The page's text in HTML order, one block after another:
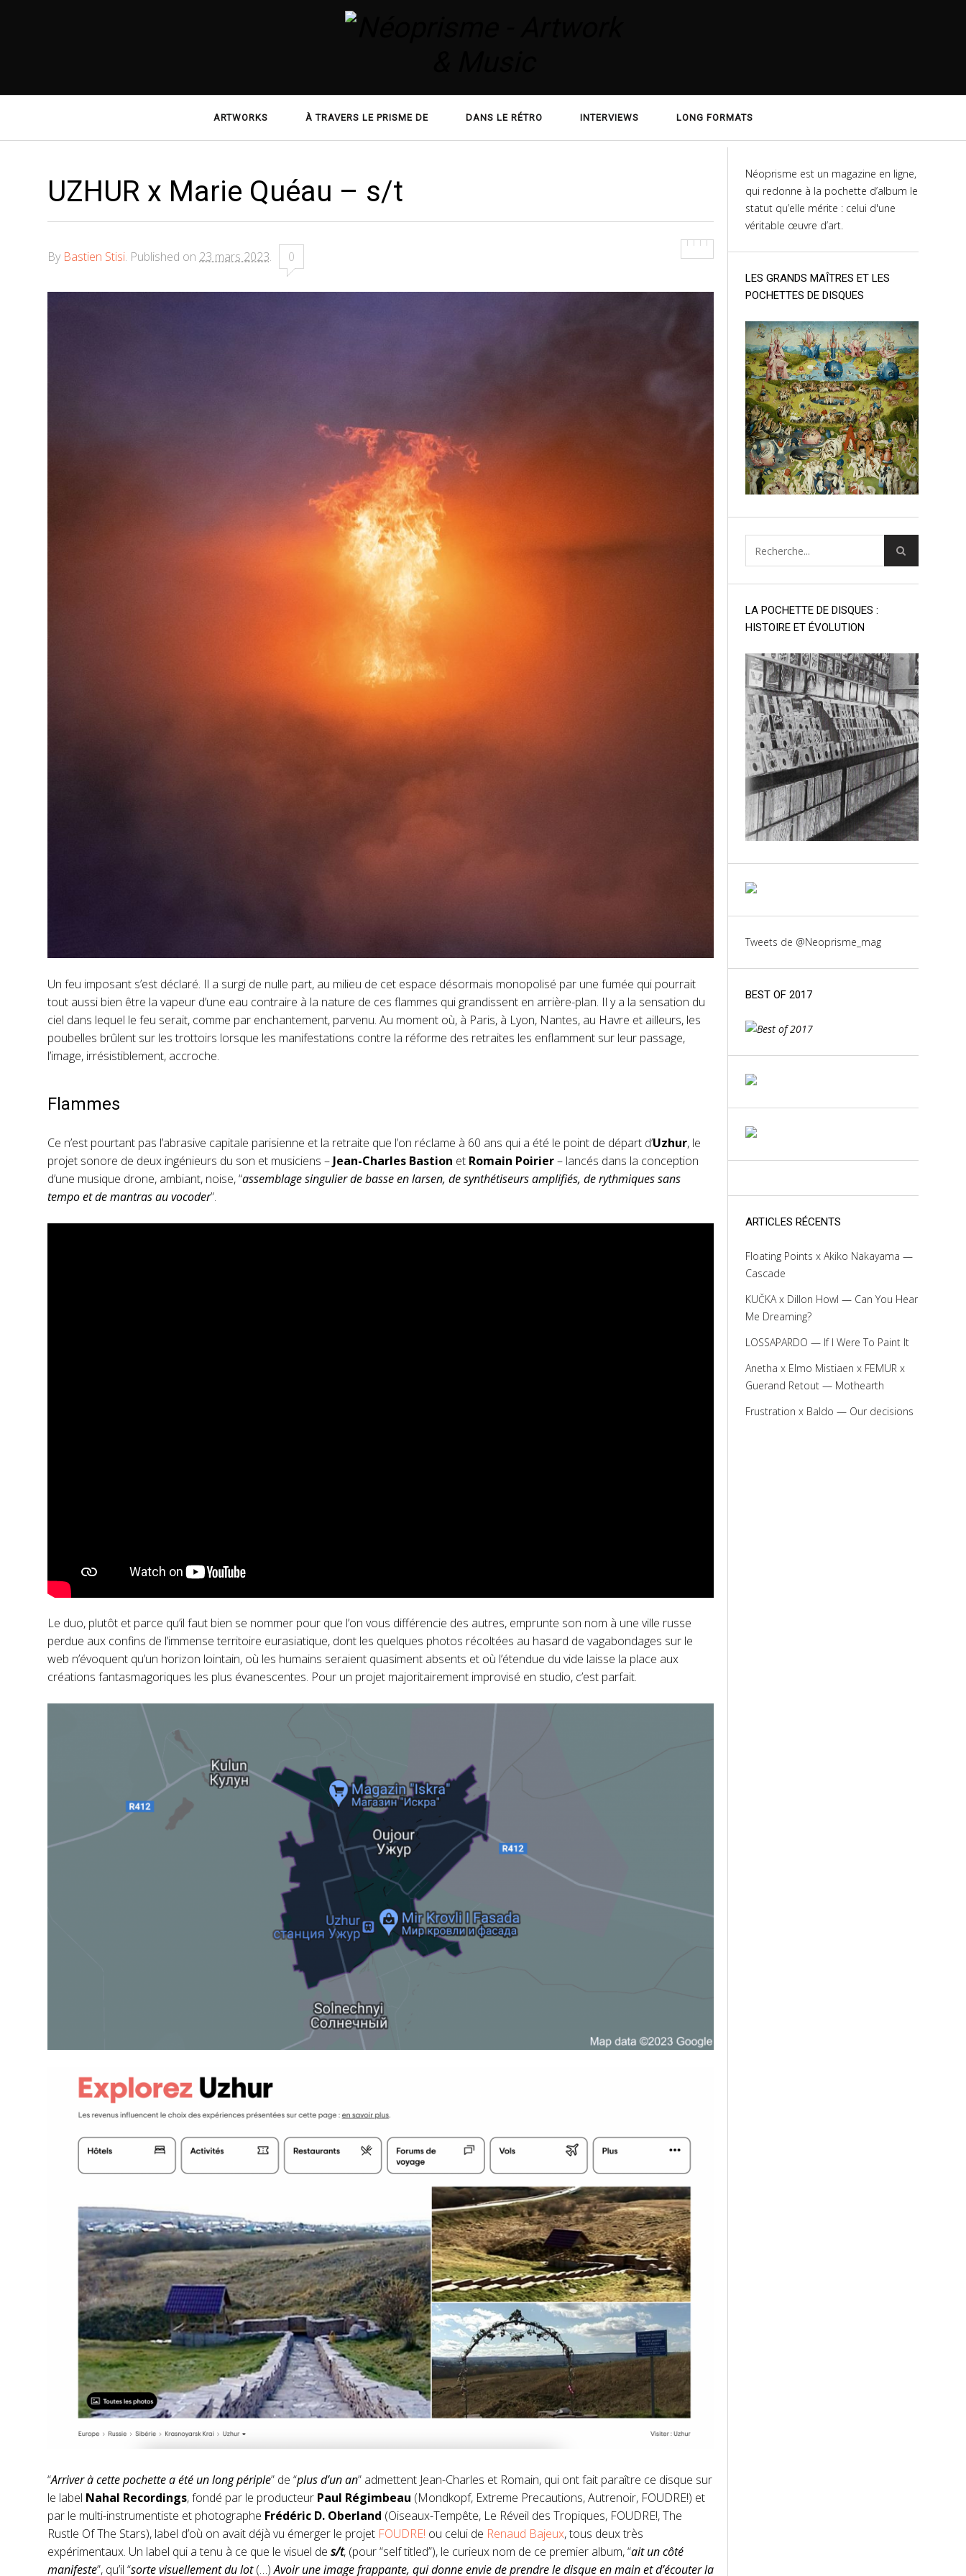
ARTWORKS À TRAVERS LE PRISME DE DANS LE RÉTRO INTERVIEWS LONG FORMATS
UZHUR x Marie Quéau – s/t
By Bastien Stisi. Published on 23 mars 2023. 0
Un feu imposant s’est déclaré. Il a surgi de nulle part, au milieu de cet espace désormais monopolisé par une fumée qui pourrait
tout aussi bien être la vapeur d’une eau contraire à la nature de ces flammes qui grandissent en arrière-plan. Il y a la sensation du
ciel dans lequel le feu serait, comme par enchantement, parvenu. Au moment où, à Paris, à Lyon, Nantes, au Havre et ailleurs, les
poubelles brûlent sur les trottoirs lorsque les manifestations contre la réforme des retraites les enflamment sur leur passage,
l’image, irrésistiblement, accroche.
Flammes
Ce n’est pourtant pas l’abrasive capitale parisienne et la retraite que l’on réclame à 60 ans qui a été le point de départ d’Uzhur, le
projet sonore de deux ingénieurs du son et musiciens – Jean-Charles Bastion et Romain Poirier– lancés dans la conception
d’une musique drone, ambiant, noise, “assemblage singulier de basse en larsen, de synthétiseurs amplifiés, de rythmiques sans
tempo et de mantras au vocoder”.
Le duo, plutôt et parce qu’il faut bien se nommer pour que l’on vous différencie des autres, emprunte son nom à une ville russe
perdue aux confins de l’immense territoire eurasiatique, dont les quelques photos récoltées au hasard de vagabondages sur le
web n’évoquent qu’un horizon lointain, où les humains seraient quasiment absents et où l’étendue du vide laisse la place aux
créations fantasmagoriques les plus évanescentes. Pour un projet majoritairement improvisé en studio, c’est parfait.
“Arriver à cette pochette a été un long périple” de “plus d’un an” admettent Jean-Charles et Romain, qui ont fait paraître ce disque sur
le label Nahal Recordings, fondé par le producteur Paul Régimbeau (Mondkopf, Extreme Precautions, Autrenoir, FOUDRE!) et
par le multi-instrumentiste et photographe Frédéric D. Oberland (Oiseaux-Tempête, Le Réveil des Tropiques, FOUDRE!, The
Rustle Of The Stars), label d’où on avait déjà vu émerger le projet FOUDRE! ou celui de Renaud Bajeux, tous deux très
expérimentaux. Un label qui a tenu à ce que le visuel de s/t, (pour “self titled”), le curieux nom de ce premier album, “ait un côté
manifeste”, qu’il “sorte visuellement du lot(…)Avoir une image frappante, qui donne envie de prendre le disque en main et d’écouter la
Néoprisme est un magazine en ligne,
qui redonne à la pochette d’album le
statut qu’elle mérite : celui d'une
véritable œuvre d’art.
LES GRANDS MAÎTRES ET LES
POCHETTES DE DISQUES
LA POCHETTE DE DISQUES :
HISTOIRE ET ÉVOLUTION
Tweets de @Neoprisme_mag
BEST OF 2017
ARTICLES RÉCENTS
Floating Points x Akiko Nakayama —
Cascade
KUČKA x Dillon Howl — Can You Hear
Me Dreaming?
LOSSAPARDO — If I Were To Paint It
Anetha x Elmo Mistiaen x FEMUR x
Guerand Retout — Mothearth
Frustration x Baldo — Our decisions